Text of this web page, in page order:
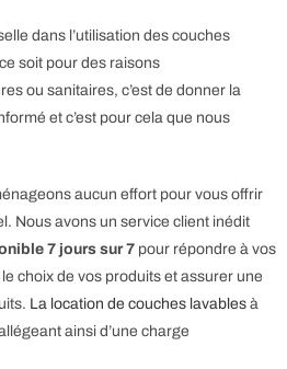
dans l’utilisation des couches
soit pour des raisons
ou sanitaires, c’est de donner la
et c’est pour cela que nous
aucun effort pour vous offrir
Nous avons un service client inédit
7 jours sur 7 pour répondre à vos
choix de vos produits et assurer une
La location de couches lavables à
ainsi d’une charge